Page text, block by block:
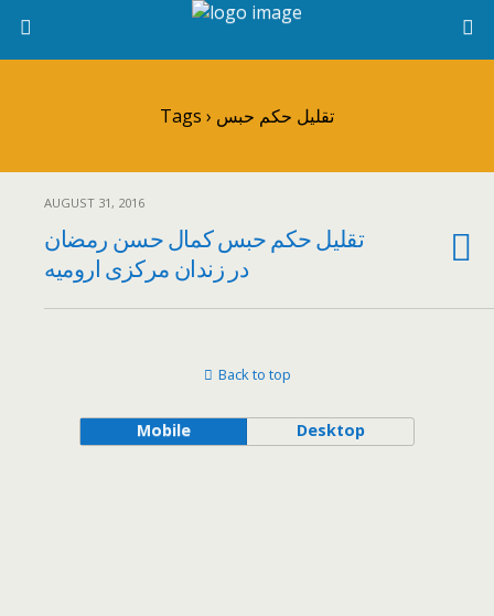
Tags › تقلیل حکم حبس
AUGUST 31, 2016
تقلیل حکم حبس کمال حسن رمضان
در زندان مرکزی ارومیه
Back to top
Mobile Desktop